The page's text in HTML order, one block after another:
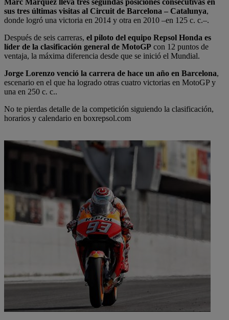
Marc Márquez lleva tres segundas posiciones consecutivas en
sus tres últimas visitas al Circuit de Barcelona – Catalunya,
donde logró una victoria en 2014 y otra en 2010 –en 125 c. c.–.
Después de seis carreras, el piloto del equipo Repsol Honda es
líder de la clasificación general de MotoGP con 12 puntos de
ventaja, la máxima diferencia desde que se inició el Mundial.
Jorge Lorenzo venció la carrera de hace un año en Barcelona,
escenario en el que ha logrado otras cuatro victorias en MotoGP y
una en 250 c. c..
No te pierdas detalle de la competición siguiendo la clasificación,
horarios y calendario en boxrepsol.com